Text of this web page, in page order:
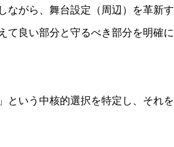
ながら、舞台設定（周辺）を革新す
て良い部分と守るべき部分を明確に
という中核的選択を特定し、それを